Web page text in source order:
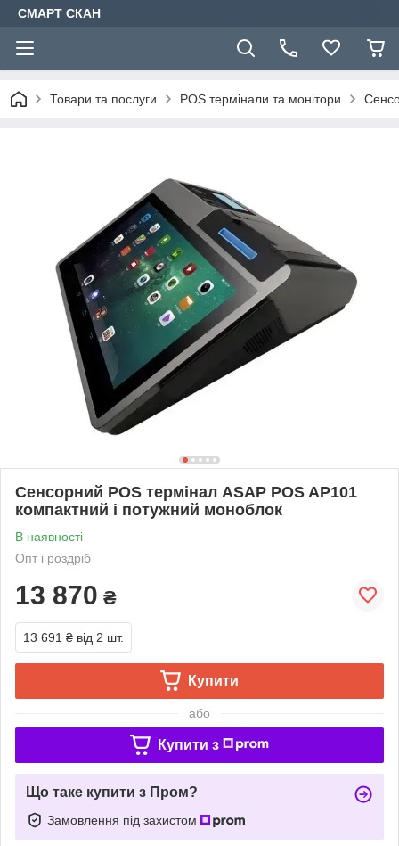
СМАРТ СКАН
Товари та послуги POS термінали та монітори
Сенсорний POS термінал ASAP POS AP101
компактний і потужний моноблок
В наявності
Опт і роздріб
13 870 ₴
13 691 ₴ від 2 шт.
Купити
або
Купити з
Що таке купити з Пром?
Замовлення під захистом